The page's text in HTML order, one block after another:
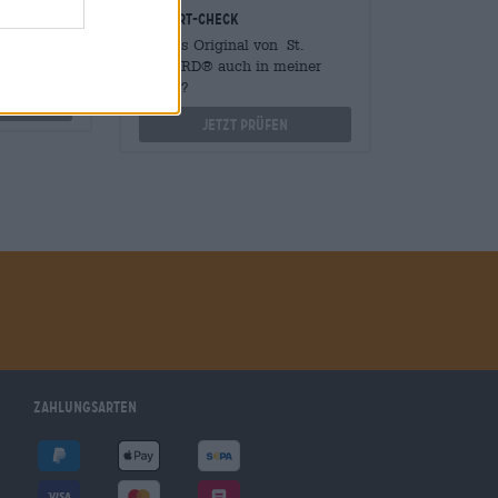
Vor-Ort-Check
Gibt es Original von St.
ERHARD® auch in meiner
Filiale?
Jetzt prüfen
Zahlungsarten